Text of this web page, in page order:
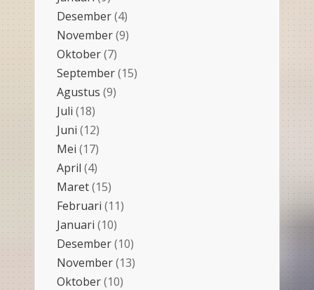
Desember(4)
November(9)
Oktober(7)
September(15)
Agustus (9)
Juli (18)
Juni (12)
Mei (17)
April (4)
Maret(15)
Februari (11)
Januari (10)
Desember(10)
November(13)
Oktober(10)